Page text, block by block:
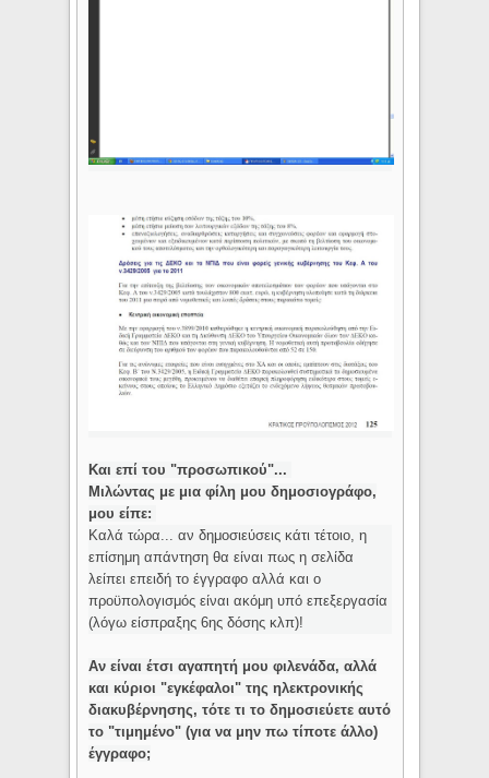
Και επί του "προσωπικού"...
Μιλώντας με μια φίλη μου δημοσιογράφο,
μου είπε:
Καλά τώρα... αν δημοσιεύσεις κάτι τέτοιο, η
επίσημη απάντηση θα είναι πως η σελίδα
λείπει επειδή το έγγραφο αλλά και ο
προϋπολογισμός είναι ακόμη υπό επεξεργασία
(λόγω είσπραξης 6ης δόσης κλπ)!
Αν είναι έτσι αγαπητή μου φιλενάδα, αλλά
και κύριοι "εγκέφαλοι" της ηλεκτρονικής
διακυβέρνησης, τότε τι το δημοσιεύετε αυτό
το "τιμημένο" (για να μην πω τίποτε άλλο)
έγγραφο;